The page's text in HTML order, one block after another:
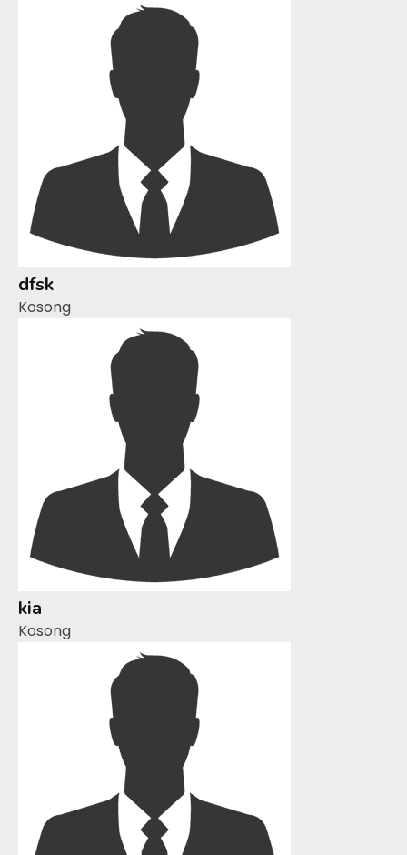
dfsk
Kosong
kia
Kosong